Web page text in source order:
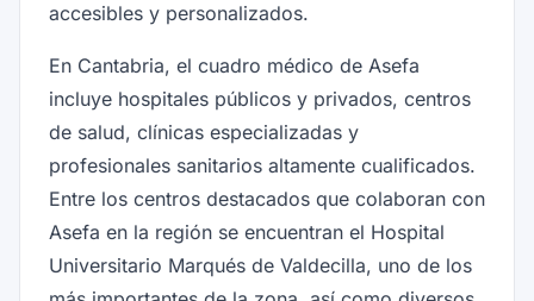
accesibles y personalizados.
En Cantabria, el cuadro médico de Asefa
incluye hospitales públicos y privados, centros
de salud, clínicas especializadas y
profesionales sanitarios altamente cualificados.
Entre los centros destacados que colaboran con
Asefa en la región se encuentran el Hospital
Universitario Marqués de Valdecilla, uno de los